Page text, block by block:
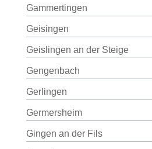
Gammertingen
Geisingen
Geislingen an der Steige
Gengenbach
Gerlingen
Germersheim
Gingen an der Fils